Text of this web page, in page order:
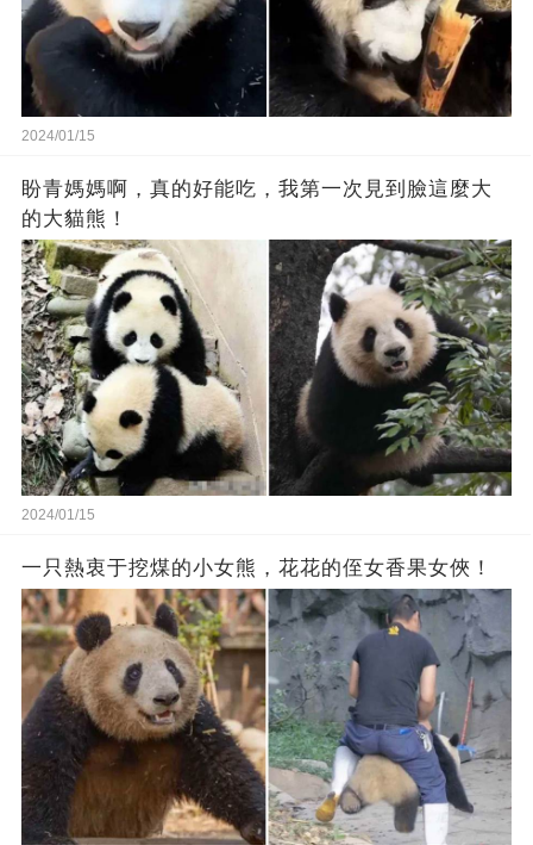
2024/01/15
盼青媽媽啊，真的好能吃，我第一次見到臉這麼大
的大貓熊！
2024/01/15
一只熱衷于挖煤的小女熊，花花的侄女香果女俠！